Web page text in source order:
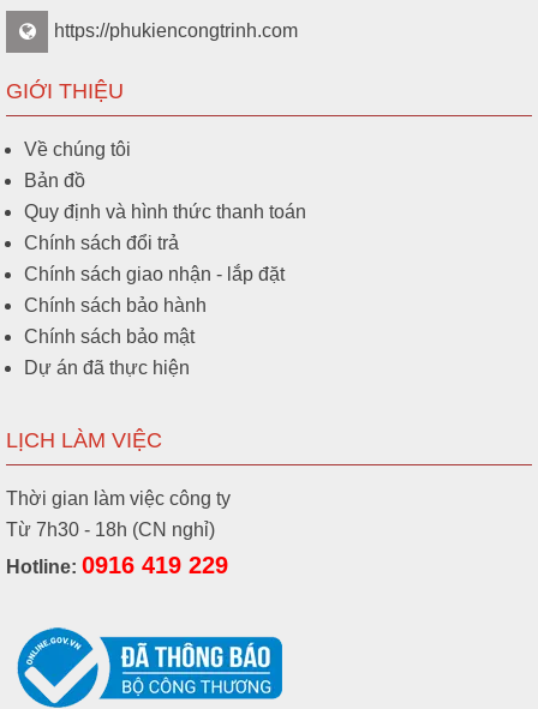
https://phukiencongtrinh.com
GIỚI THIỆU
Về chúng tôi
Bản đồ
Quy định và hình thức thanh toán
Chính sách đổi trả
Chính sách giao nhận - lắp đặt
Chính sách bảo hành
Chính sách bảo mật
Dự án đã thực hiện
LỊCH LÀM VIỆC
Thời gian làm việc công ty
Từ 7h30 - 18h (CN nghỉ)
Hotline: 0916 419 229